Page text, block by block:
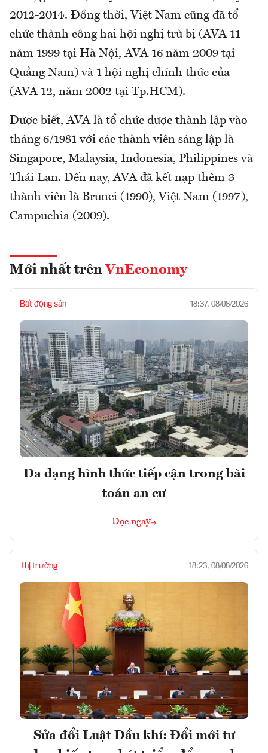
2012-2014. Đồng thời, Việt Nam cũng đã tổ
chức thành công hai hội nghị trù bị (AVA 11
năm 1999 tại Hà Nội, AVA 16 năm 2009 tại
Quảng Nam) và 1 hội nghị chính thức của
(AVA 12, năm 2002 tại Tp.HCM).
Được biết, AVA là tổ chức được thành lập vào
tháng 6/1981 với các thành viên sáng lập là
Singapore, Malaysia, Indonesia, Philippines và
Thái Lan. Đến nay, AVA đã kết nạp thêm 3
thành viên là Brunei (1990), Việt Nam (1997),
Campuchia (2009).
Mới nhất trên VnEconomy
Bất động sản 18:37, 08/08/2026
Đa dạng hình thức tiếp cận trong bài
toán an cư
Đọc ngay
Thị trường 18:23, 08/08/2026
Sửa đổi Luật Dầu khí: Đổi mới tư